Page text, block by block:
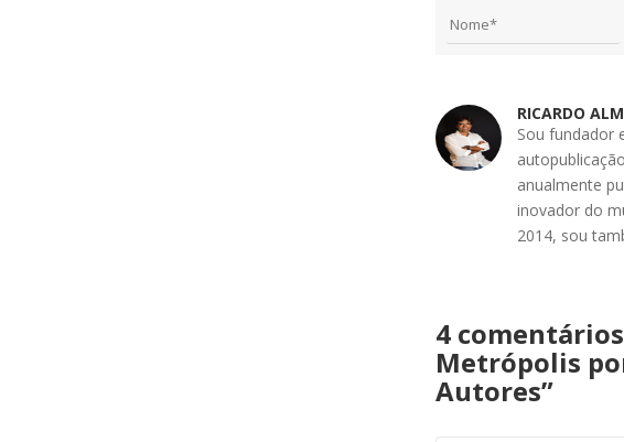
RICARDO
Sou fundador
anualmente
inovador do
2014, sou
4
Metrópolis
Autores”